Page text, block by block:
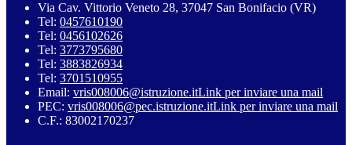
Via Cav. Vittorio Veneto 28, 37047 San Bonifacio (VR)
Tel: 0457610190
Tel: 0456102626
Tel: 3773795680
Tel: 3883826934
Tel: 3701510955
Email: vris008006@istruzione.itLink per inviare una mail
PEC: vris008006@pec.istruzione.itLink per inviare una mail
C.F.: 83002170237